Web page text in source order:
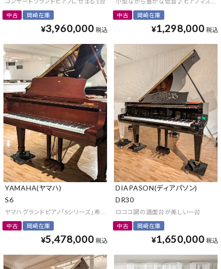
中古 岡崎在庫
¥3,960,000 税込
中古 岡崎在庫
¥1,298,000 税込
YAMAHA(ヤマハ)
S6
ヤマハグランドピアノ「Sシリーズ」希少な木目仕様
中古 岡崎在庫
¥5,478,000 税込
DIAPASON(ディアパソン)
DR30
ロココ調の譜面台が美しい一台
中古 岡崎在庫
¥1,650,000 税込